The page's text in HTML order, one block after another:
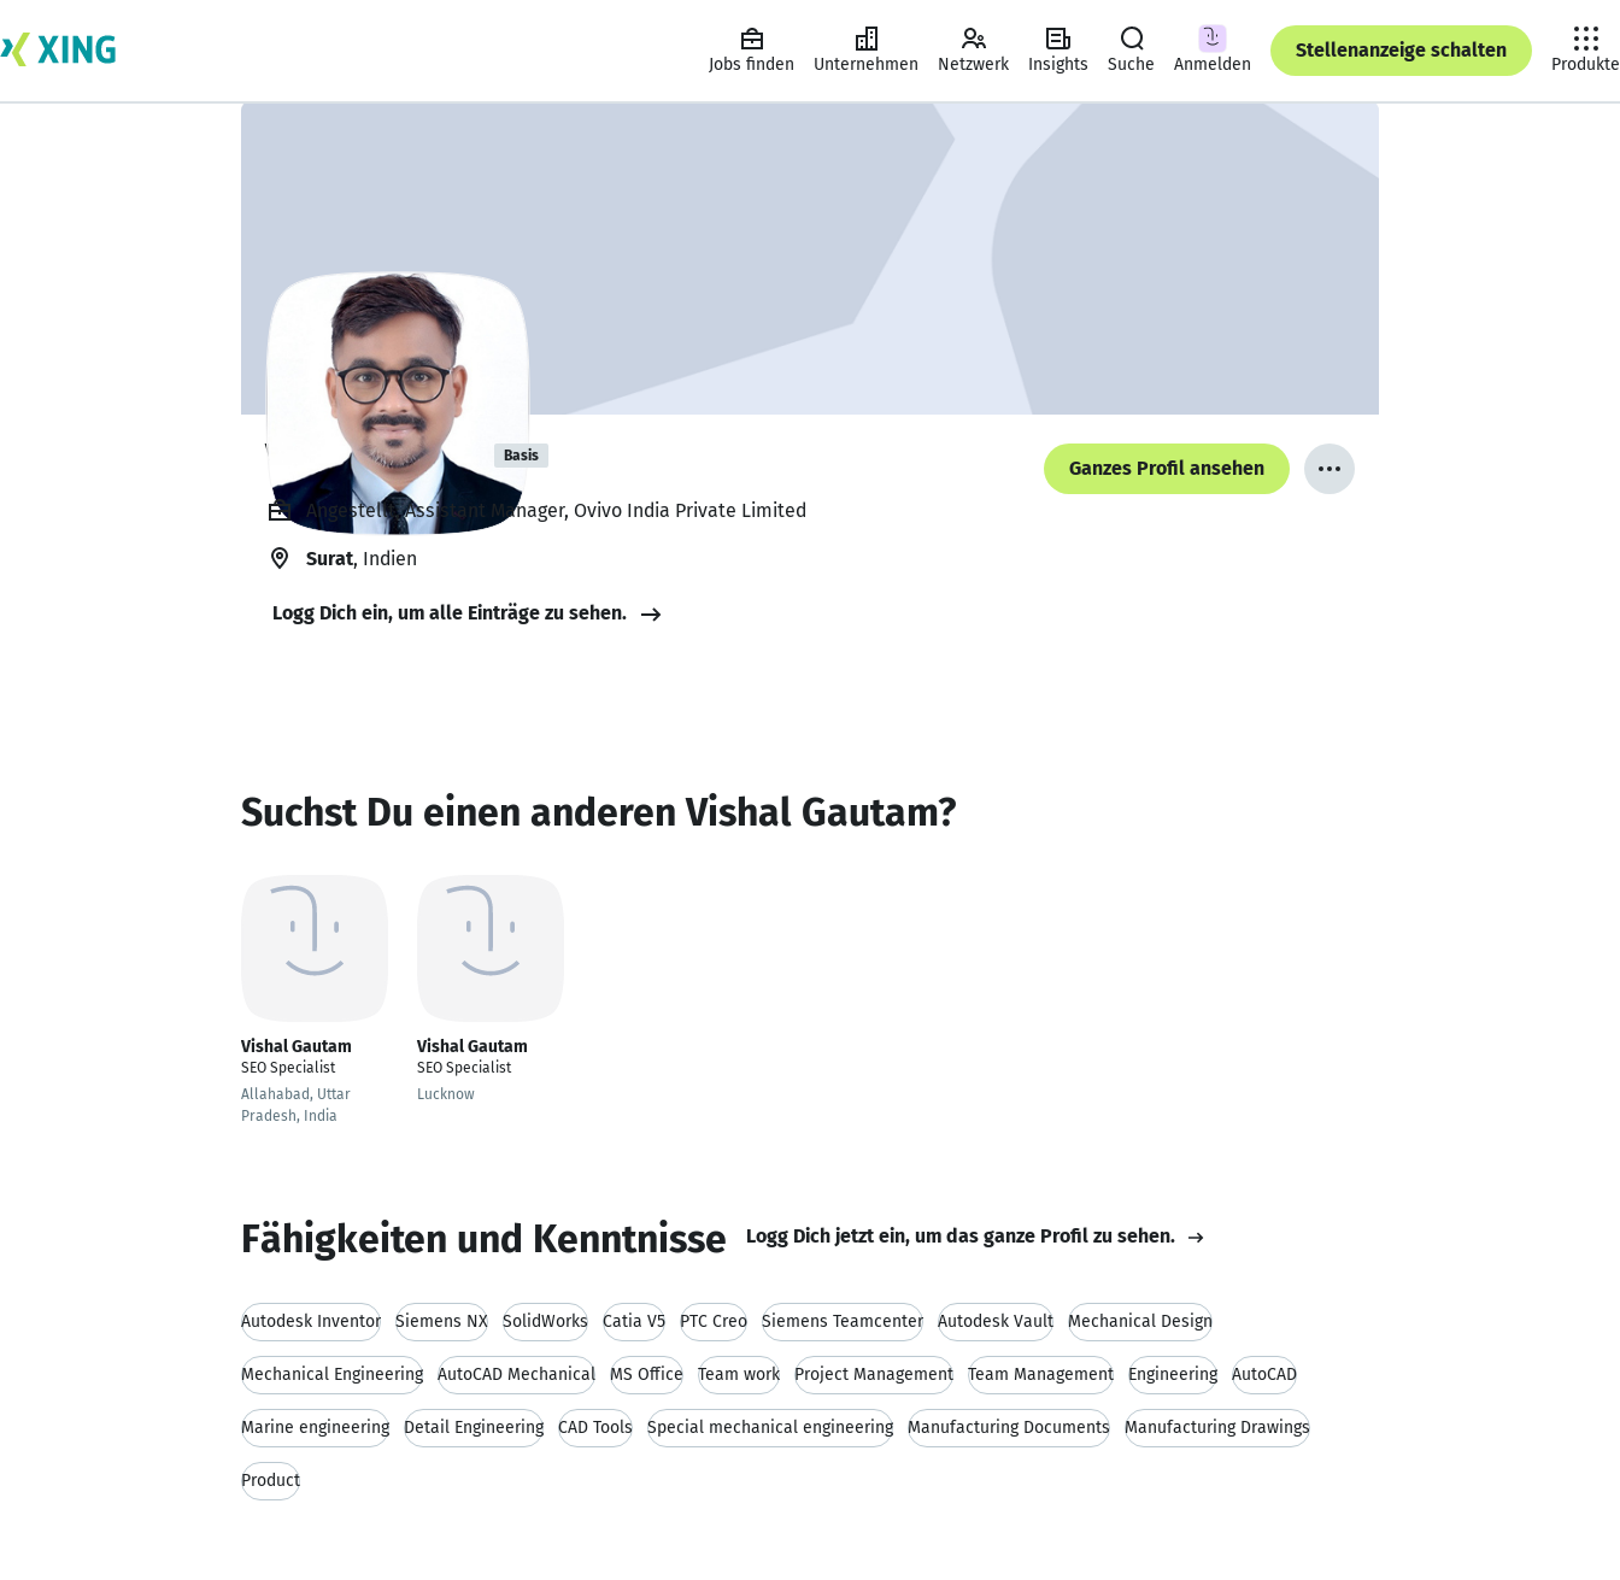
Jobs finden Unternehmen Netzwerk Insights Suche Anmelden
Stellenanzeige schalten
Produkte
Vishal Gautam Basis
Ganzes Profil ansehen
Angestellt, Assistant Manager, Ovivo India Private Limited
Surat, Indien
Logg Dich ein, um alle Einträge zu sehen.
Suchst Du einen anderen Vishal Gautam?
Vishal Gautam
SEO Specialist
Allahabad, Uttar
Pradesh, India
Vishal Gautam
SEO Specialist
Lucknow
Fähigkeiten und Kenntnisse Logg Dich jetzt ein, um das ganze Profil zu sehen.
Autodesk Inventor Siemens NX SolidWorks Catia V5 PTC Creo Siemens Teamcenter Autodesk Vault Mechanical Design
Mechanical Engineering AutoCAD Mechanical MS Office Team work Project Management Team Management Engineering AutoCAD
Marine engineering Detail Engineering CAD Tools Special mechanical engineering Manufacturing Documents Manufacturing Drawings
Product